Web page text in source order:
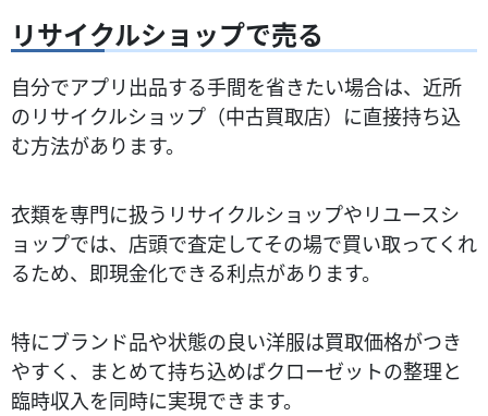
リサイクルショップで売る
自分でアプリ出品する手間を省きたい場合は、近所
のリサイクルショップ（中古買取店）に直接持ち込
む方法があります。
衣類を専門に扱うリサイクルショップやリユースシ
ョップでは、店頭で査定してその場で買い取ってくれ
るため、即現金化できる利点があります。
特にブランド品や状態の良い洋服は買取価格がつき
やすく、まとめて持ち込めばクローゼットの整理と
臨時収入を同時に実現できます。